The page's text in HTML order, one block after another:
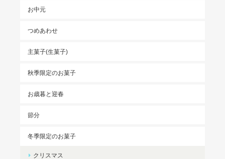
お中元
つめあわせ
主菓子(生菓子)
秋季限定のお菓子
お歳暮と迎春
節分
冬季限定のお菓子
クリスマス